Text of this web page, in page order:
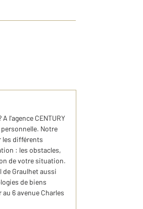
l'agence CENTURY
Notre
les différents
: les obstacles,
de votre situation.
Graulhet aussi
de biens
6 avenue Charles